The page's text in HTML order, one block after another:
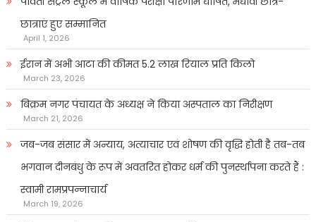
छात्राएं हुए सम्मानित
April 1, 2026
ईरान में अभी आटा की कीमत 5.2 लाख रियाल प्रति किलो
March 23, 2026
बिक्रम नगर पंचायत के अध्यक्ष ने किया अस्पताल का निरीक्षण
March 21, 2026
जब-जब संसार में अन्याय, अत्याचार एवं शोषण की वृद्धि होती है तब-तब
भगवान दीनबंधु के रूप में अवतरित होकर धर्म की पुनर्स्थापना करते हैं :
स्वामी रामप्रपन्नाचार्य
March 19, 2026